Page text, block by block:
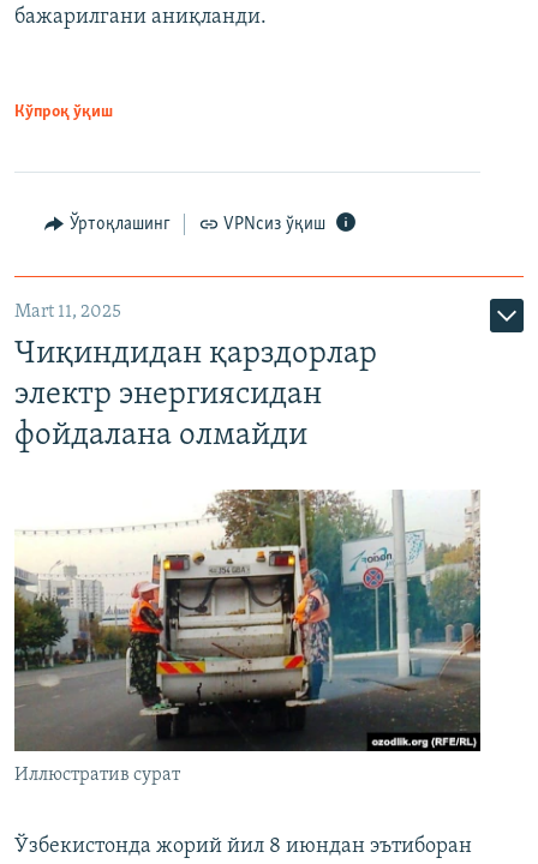
бажарилгани аниқланди.
Кўпроқ ўқиш
Ўртоқлашинг VPNсиз ўқиш
Mart 11, 2025
Чиқиндидан қарздорлар
электр энергиясидан
фойдалана олмайди
Иллюстратив сурат
Ўзбекистонда жорий йил 8 июндан эътиборан